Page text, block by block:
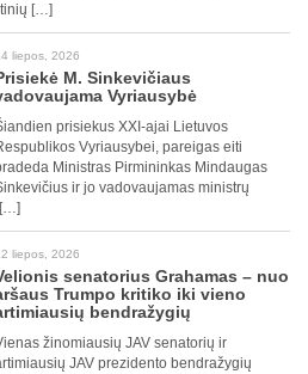
[…]
liepos, 2026
M. Sinkevičiaus
Vyriausybė
prisiekus XXI-ajai Lietuvos
Vyriausybei, pareigas eiti
Ministras Pirmininkas Mindaugas
ir jo vadovaujamas ministrų
[…]
liepos, 2026
senatorius Grahamas – nuo
Trumpo kritiko iki vieno
bendražygių
žinomiausių JAV senatorių ir
JAV prezidento bendražygių